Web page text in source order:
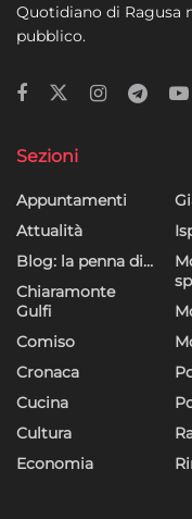
Quotidiano di Ragusa
pubblico.
Sezioni
Appuntamenti
Attualità
Blog: la penna di…
Chiaramonte
Gulfi
Comiso
Cronaca
Cucina
Cultura
Economia